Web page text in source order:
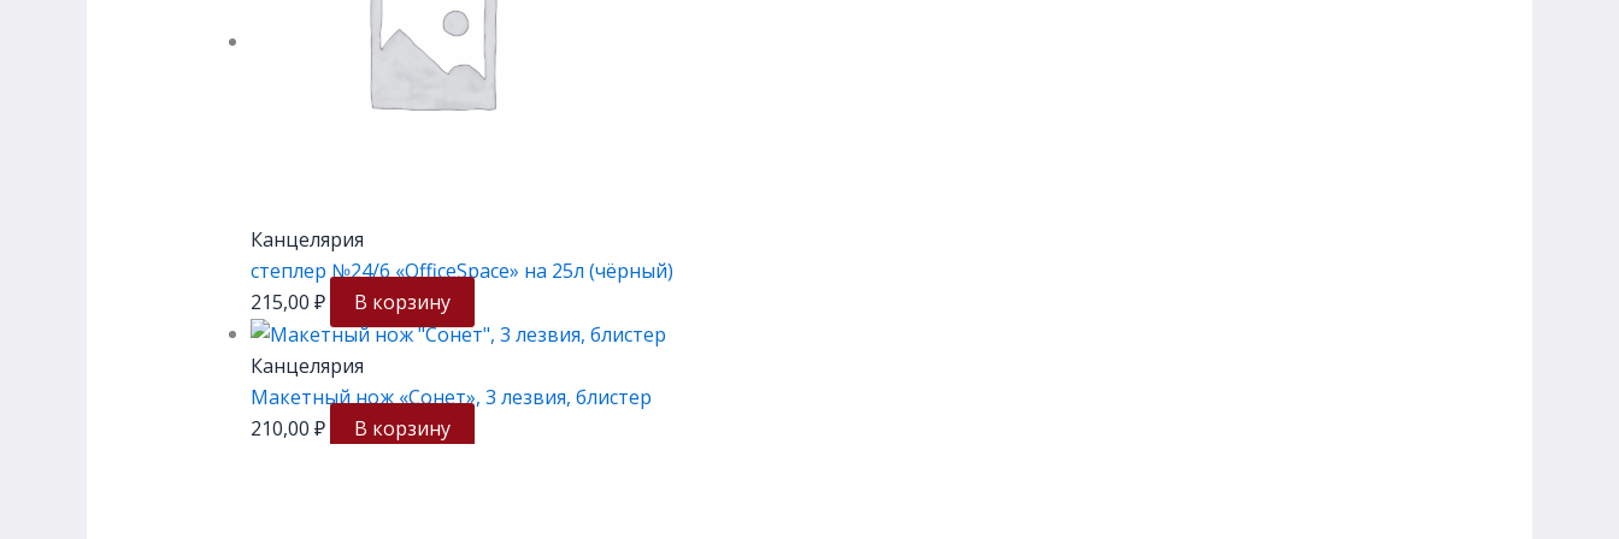
Канцелярия
степлер №24/6 «OfficeSpace» на 25л (чёрный)
215,00 ₽ В корзину
Канцелярия
Макетный нож «Сонет», 3 лезвия, блистер
210,00 ₽ В корзину